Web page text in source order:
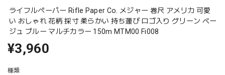
ライフルペーパー Rifle Paper Co. メジャー 巻尺 アメリカ 可愛
い おしゃれ 花柄 採寸 柔らかい 持ち運び ロゴ入り グリーン ベー
ジュ ブルー マルチカラー 150m MTM00 Fi008
¥3,960
種類